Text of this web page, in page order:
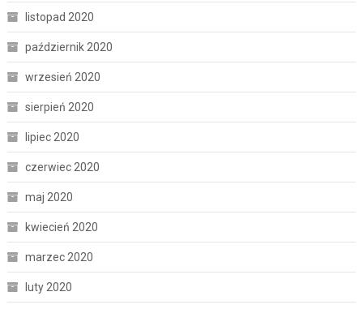
listopad 2020
październik 2020
wrzesień 2020
sierpień 2020
lipiec 2020
czerwiec 2020
maj 2020
kwiecień 2020
marzec 2020
luty 2020